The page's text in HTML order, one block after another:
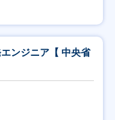
ンジニア【 中央省